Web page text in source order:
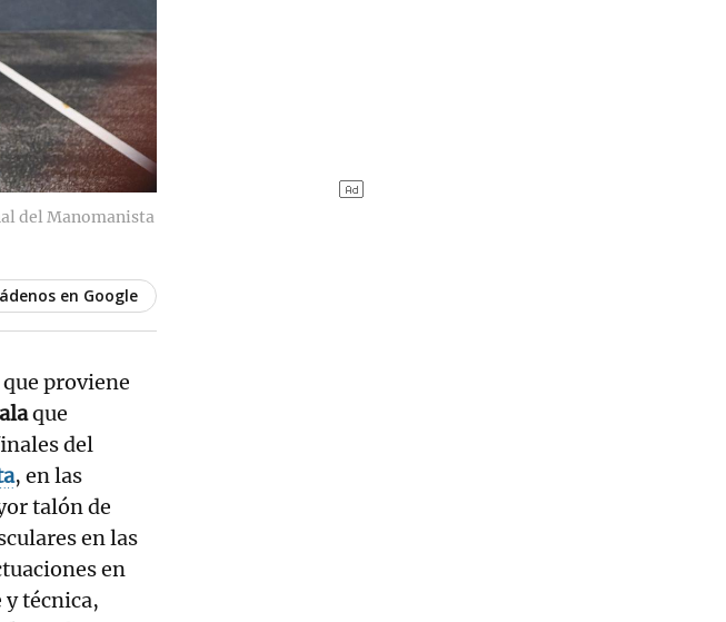
del Manomanista
en Google
que proviene
que
del
, en las
talón de
en las
en
y técnica,